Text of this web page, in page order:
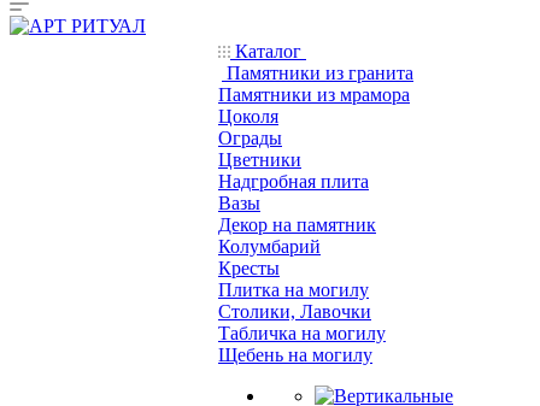
Каталог
Памятники из гранита
Памятники из мрамора
Цоколя
Ограды
Цветники
Надгробная плита
Вазы
Декор на памятник
Колумбарий
Кресты
Плитка на могилу
Столики, Лавочки
Табличка на могилу
Щебень на могилу